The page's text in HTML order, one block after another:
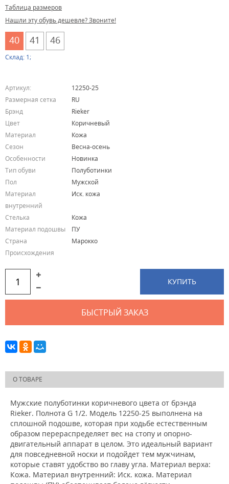
Таблица размеров
Нашли эту обувь дешевле? Звоните!
40 41 46
Склад: 1;
Артикул:
12250-25
Размерная сетка
RU
Брэнд
Rieker
Цвет
Коричневый
Материал
Кожа
Сезон
Весна-осень
Особенности
Новинка
Тип обуви
Полуботинки
Пол
Мужской
Материал
внутренний
Иск. кожа
Стелька
Кожа
Материал подошвы
ПУ
Страна
Происхождения
Марокко
КУПИТЬ
БЫСТРЫЙ ЗАКАЗ
О ТОВАРЕ
Мужские полуботинки коричневого цвета от брэнда
Rieker. Полнота G 1/2. Модель 12250-25 выполнена на
сплошной подошве, которая при ходьбе естественным
образом перераспределяет вес на стопу и опорно-
двигательный аппарат в целом. Это идеальный вариант
для повседневной носки и подойдет тем мужчинам,
которые ставят удобство во главу угла. Материал верха:
Кожа. Материал внутренний: Иск. кожа. Материал